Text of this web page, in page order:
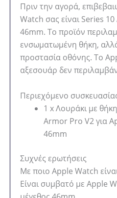
Πριν την αγορά,
Watch σας είναι Series
46mm. Το προϊόν
ενσωματωμένη θήκη,
προστασία οθόνης. Το
αξεσουάρ δεν
Περιεχόμενο
1 x Λουράκι με
Armor Pro V2 για
46mm
Συχνές ερωτήσεις
Με ποιο Apple Watch
Είναι συμβατό με Apple